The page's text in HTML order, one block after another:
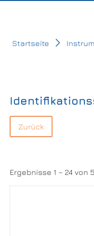
Startseite
Ergebnisse 1 – 24 von